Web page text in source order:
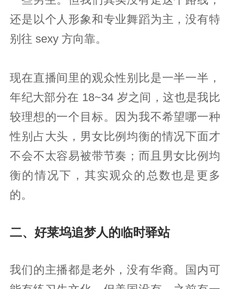
还是以个人形象和专业舞蹈为主，没有特
别往 sexy 方向靠。
现在直播间里的观众性别比是一半一半，
年纪大部分在 18~34 岁之间，这也是我比
较理想的一个目标。因为我不希望哪一种
性别占大头，男女比例均衡的情况下面才
不会不太容易被带节奏；而且男女比例均
衡的情况下，其实观众的总数也是更多
的。
二、好莱坞追梦人的临时驿站
我们的主播都是老外，没有华裔。国内可